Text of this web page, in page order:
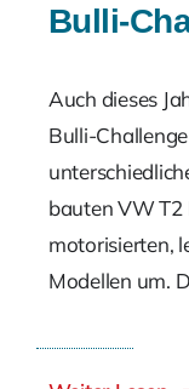
Bulli-
Auch dieses
Bulli-
bauten VW T2
motorisierten,
Modellen um.